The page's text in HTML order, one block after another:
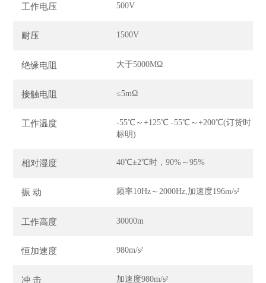
工作电压 500V
耐压 1500V
绝缘电阻 大于5000MΩ
接触电阻 ≤5mΩ
工作温度
-55℃～+125℃ -55℃～+200℃(订货时
标明)
相对湿度 40℃±2℃时，90%～95%
振 动 频率10Hz～2000Hz,加速度196m/s²
工作高度 30000m
恒加速度 980m/s²
冲 击 加速度980m/s²